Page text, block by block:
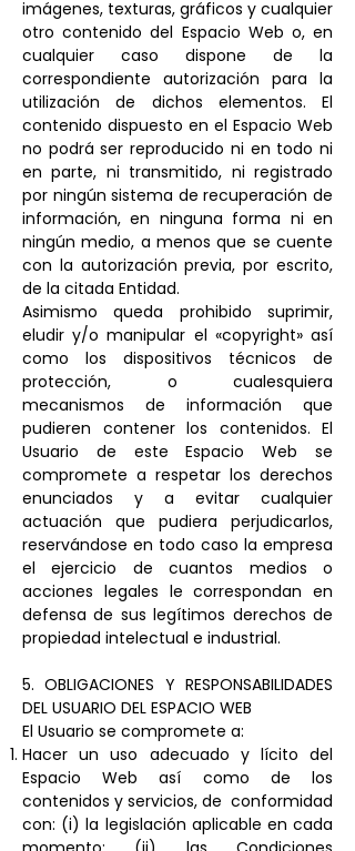
imágenes, texturas, gráficos y cualquier
otro contenido del Espacio Web o, en
cualquier caso dispone de la
correspondiente autorización para la
utilización de dichos elementos. El
contenido dispuesto en el Espacio Web
no podrá ser reproducido ni en todo ni
en parte, ni transmitido, ni registrado
por ningún sistema de recuperación de
información, en ninguna forma ni en
ningún medio, a menos que se cuente
con la autorización previa, por escrito,
de la citada Entidad.
Asimismo queda prohibido suprimir,
eludir y/o manipular el «copyright» así
como los dispositivos técnicos de
protección, o cualesquiera
mecanismos de información que
pudieren contener los contenidos. El
Usuario de este Espacio Web se
compromete a respetar los derechos
enunciados y a evitar cualquier
actuación que pudiera perjudicarlos,
reservándose en todo caso la empresa
el ejercicio de cuantos medios o
acciones legales le correspondan en
defensa de sus legítimos derechos de
propiedad intelectual e industrial.
5. OBLIGACIONES Y RESPONSABILIDADES
DEL USUARIO DEL ESPACIO WEB
El Usuario se compromete a:
Hacer un uso adecuado y lícito del
Espacio Web así como de los
contenidos y servicios, de conformidad
con: (i) la legislación aplicable en cada